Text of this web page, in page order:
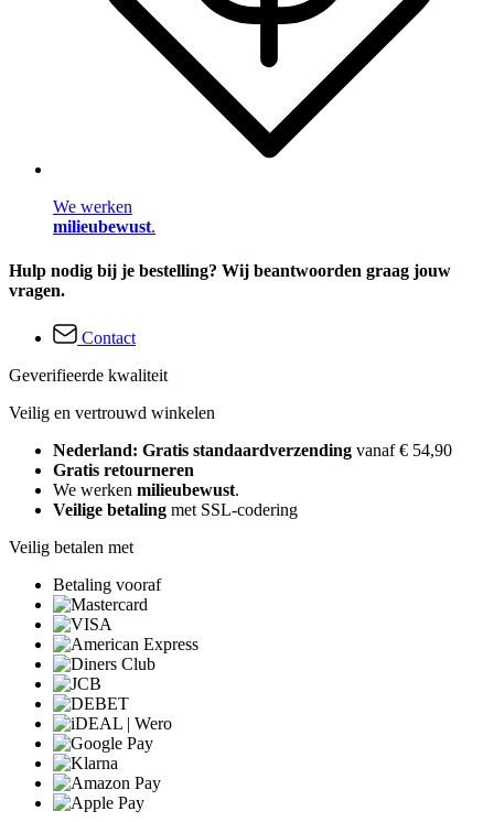
We werken
milieubewust.
Hulp nodig bij je bestelling? Wij beantwoorden graag jouw
vragen.
Contact
Geverifieerde kwaliteit
Veilig en vertrouwd winkelen
Nederland: Gratis standaardverzending vanaf € 54,90
Gratis retourneren
We werken milieubewust.
Veilige betaling met SSL-codering
Veilig betalen met
Betaling vooraf